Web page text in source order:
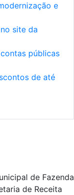
e
site da
públicas
de até
de Fazenda
de Receita